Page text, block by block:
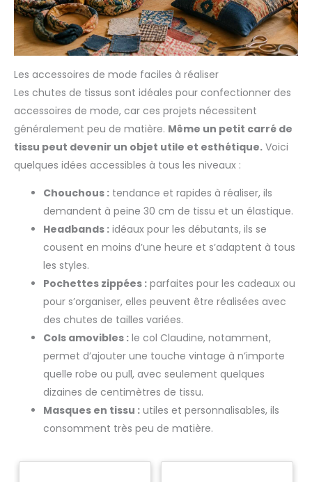
Les accessoires de mode faciles à réaliser
Les chutes de tissus sont idéales pour confectionner des
accessoires de mode, car ces projets nécessitent
généralement peu de matière. Même un petit carré de
tissu peut devenir un objet utile et esthétique. Voici
quelques idées accessibles à tous les niveaux :
Chouchous : tendance et rapides à réaliser, ils
demandent à peine 30 cm de tissu et un élastique.
Headbands : idéaux pour les débutants, ils se
cousent en moins d’une heure et s’adaptent à tous
les styles.
Pochettes zippées : parfaites pour les cadeaux ou
pour s’organiser, elles peuvent être réalisées avec
des chutes de tailles variées.
Cols amovibles : le col Claudine, notamment,
permet d’ajouter une touche vintage à n’importe
quelle robe ou pull, avec seulement quelques
dizaines de centimètres de tissu.
Masques en tissu : utiles et personnalisables, ils
consomment très peu de matière.